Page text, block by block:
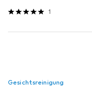
1
Gesichtsreinigung